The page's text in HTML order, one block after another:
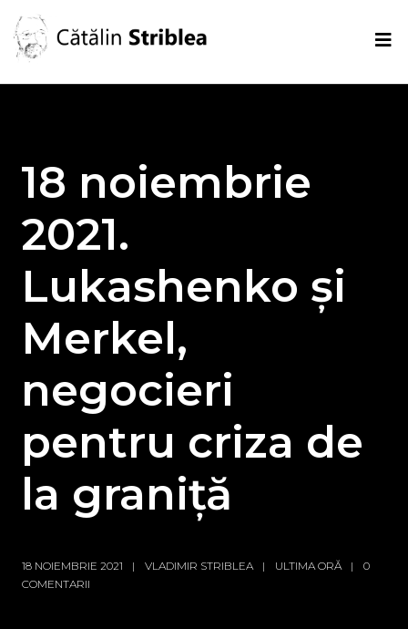
18 noiembrie
2021.
Lukashenko și
Merkel,
negocieri
pentru criza de
la graniță
18 NOIEMBRIE 2021 VLADIMIR STRIBLEA ULTIMA ORĂ
0
COMENTARII